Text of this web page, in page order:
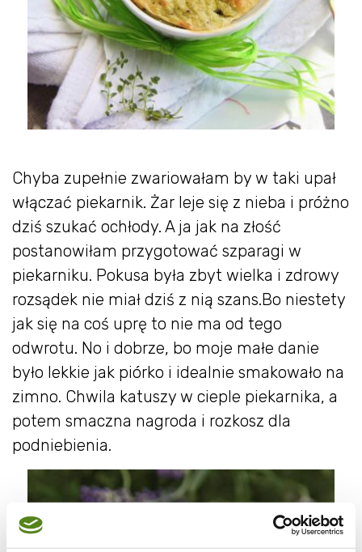
Chyba zupełnie zwariowałam by w taki upał
włączać piekarnik. Żar leje się z nieba i próżno
dziś szukać ochłody. A ja jak na złość
postanowiłam przygotować szparagi w
piekarniku. Pokusa była zbyt wielka i zdrowy
rozsądek nie miał dziś z nią szans.Bo niestety
jak się na coś uprę to nie ma od tego
odwrotu. No i dobrze, bo moje małe danie
było lekkie jak piórko i idealnie smakowało na
zimno. Chwila katuszy w cieple piekarnika, a
potem smaczna nagroda i rozkosz dla
podniebienia.